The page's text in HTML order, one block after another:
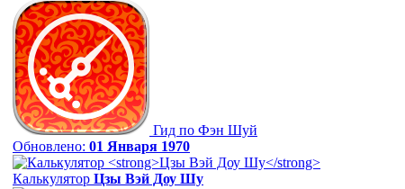
Гид по Фэн Шуй
Обновлено: 01 Января 1970
Калькулятор Цзы Вэй Доу Шу